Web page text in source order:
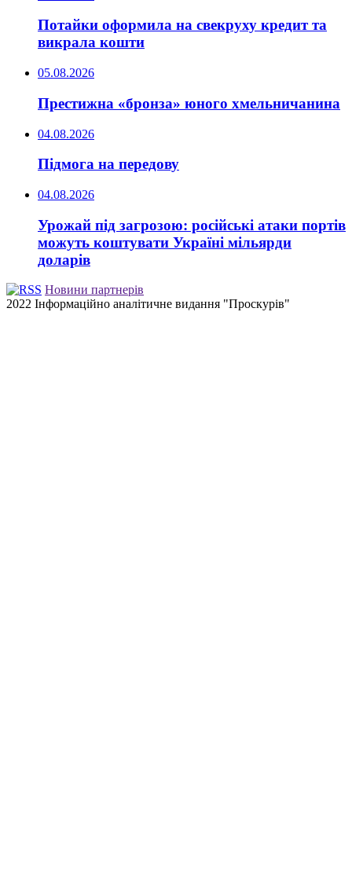
Потайки оформила на свекруху кредит та
викрала кошти
05.08.2026
Престижна «бронза» юного хмельничанина
04.08.2026
Підмога на передову
04.08.2026
Урожай під загрозою: російські атаки портів
можуть коштувати Україні мільярди
доларів
Новини партнерів
2022 Інформаційно аналітичне видання "Проскурів"